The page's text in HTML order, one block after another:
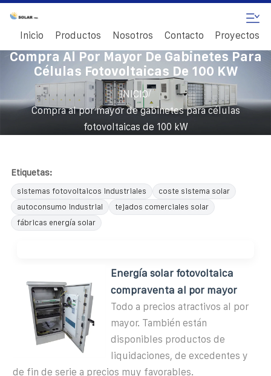
Inicio Productos Nosotros Contacto Proyectos
Compra Al Por Mayor De Gabinetes Para
Células Fotovoltaicas De 100 KW
INICIO/
Compra al por mayor de gabinetes para células
fotovoltaicas de 100 kW
Etiquetas:
sistemas fotovoltaicos industriales
coste sistema solar
autoconsumo industrial
tejados comerciales solar
fábricas energía solar
Energía solar fotovoltaica
compraventa al por mayor
Todo a precios atractivos al por
mayor. También están
disponibles productos de
liquidaciones, de excedentes y
de fin de serie a precios muy favorables.